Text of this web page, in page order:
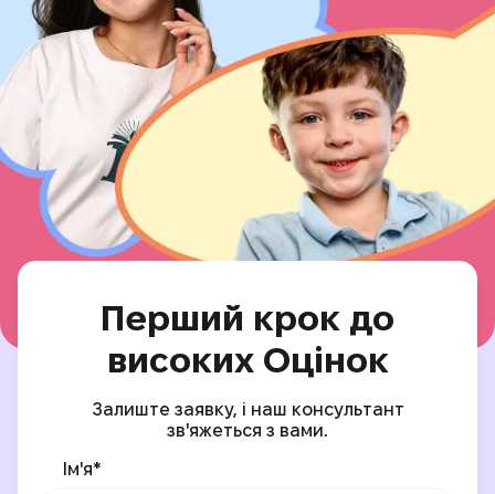
Перший крок до
високих Оцінок
Залиште заявку, і наш консультант
зв'яжеться з вами.
Ім'я*